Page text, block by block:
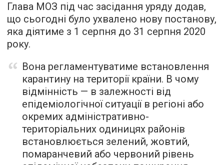
Глава МОЗ під час засідання уряду додав,
що сьогодні було ухвалено нову постанову,
яка діятиме з 1 серпня до 31 серпня 2020
року.
Вона регламентуватиме встановлення
карантину на території країни. В чому
відмінність — в залежності від
епідеміологічної ситуації в регіоні або
окремих адміністративно-
територіальних одиницях районів
встановлюється зелений, жовтий,
помаранчевий або червоний рівень